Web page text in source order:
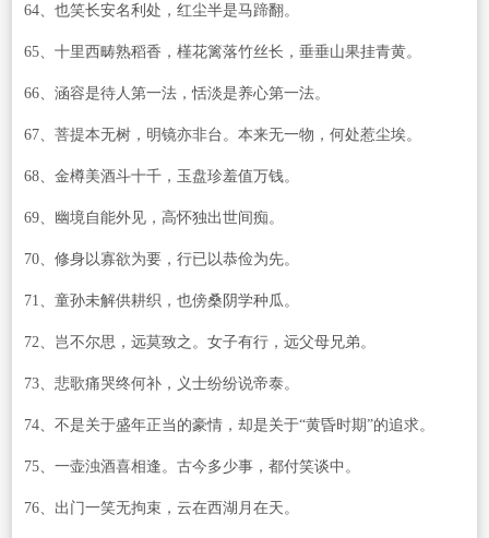
64、也笑长安名利处，红尘半是马蹄翻。
65、十里西畴熟稻香，槿花篱落竹丝长，垂垂山果挂青黄。
66、涵容是待人第一法，恬淡是养心第一法。
67、菩提本无树，明镜亦非台。本来无一物，何处惹尘埃。
68、金樽美酒斗十千，玉盘珍羞值万钱。
69、幽境自能外见，高怀独出世间痴。
70、修身以寡欲为要，行已以恭俭为先。
71、童孙未解供耕织，也傍桑阴学种瓜。
72、岂不尔思，远莫致之。女子有行，远父母兄弟。
73、悲歌痛哭终何补，义士纷纷说帝泰。
74、不是关于盛年正当的豪情，却是关于“黄昏时期”的追求。
75、一壶浊酒喜相逢。古今多少事，都付笑谈中。
76、出门一笑无拘束，云在西湖月在天。